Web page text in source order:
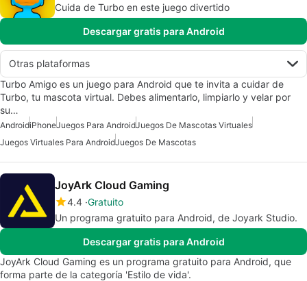
Cuida de Turbo en este juego divertido
Descargar gratis para Android
Otras plataformas
Turbo Amigo es un juego para Android que te invita a cuidar de
Turbo, tu mascota virtual. Debes alimentarlo, limpiarlo y velar por
su…
AndroidiPhoneJuegos Para AndroidJuegos De Mascotas Virtuales
Juegos Virtuales Para AndroidJuegos De Mascotas
JoyArk Cloud Gaming
4.4 Gratuito
Un programa gratuito para Android, de Joyark Studio.
Descargar gratis para Android
JoyArk Cloud Gaming es un programa gratuito para Android, que
forma parte de la categoría 'Estilo de vida'.